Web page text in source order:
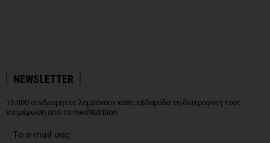
NEWSLETTER
15.000 συνδρομητές λαμβάνουν κάθε εβδομάδα τη διατροφική τους
ενημέρωση από το medNutrition.